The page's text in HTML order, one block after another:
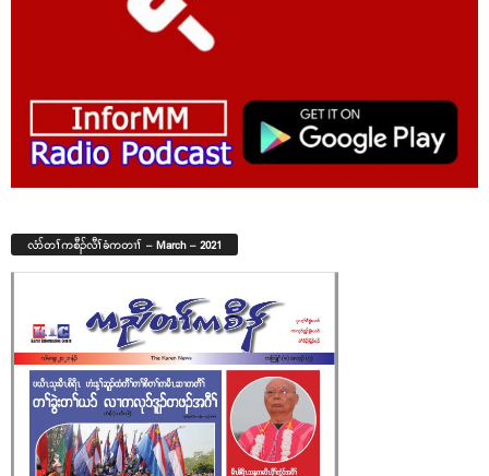
လံာ်တၢ်ကစီၣ်လီၢ်ခံကတၢၢ် – March – 2021